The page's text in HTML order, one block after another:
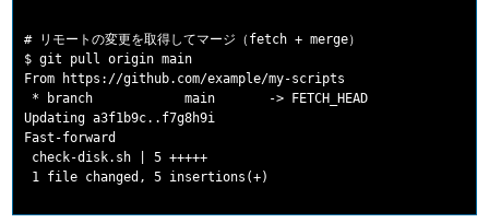
# リモートの変更を取得してマージ（fetch + merge）
$ git pull origin main
From https://github.com/example/my-scripts
* branch            main       -> FETCH_HEAD
Updating a3f1b9c..f7g8h9i
Fast-forward
check-disk.sh | 5 +++++